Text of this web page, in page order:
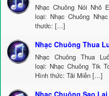
Nhạc Chuông Nói Nhỏ
loại: Nhạc Chuông
thước: […]
Nhạc Chuông Thua
Nhạc Chuông Thua
loại: Nhạc Chuông Tik
Hình thức: Tải Miễn […]
Nhạc Chuông Sao